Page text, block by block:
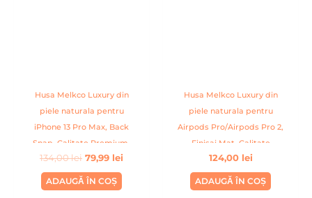
Husa Melkco Luxury din
piele naturala pentru
iPhone 13 Pro Max, Back
Snap, Calitate Premium,
Handmade, Albastru
deschis
134,00lei 79,99 lei
ADAUGĂ ÎN COȘ
Husa Melkco Luxury din
piele naturala pentru
Airpods Pro/Airpods Pro 2,
Finisaj Mat, Calitate
Premium, Handmade, Gri
124,00 lei
ADAUGĂ ÎN COȘ